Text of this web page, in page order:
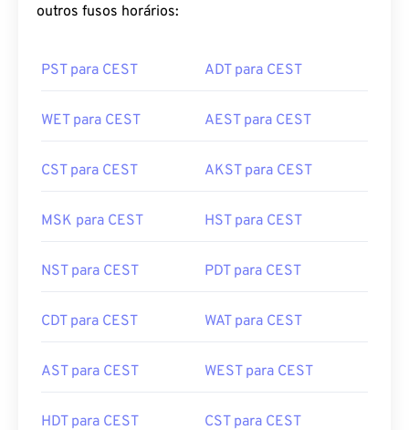
outros fusos horários:
PST para CEST ADT para CEST
WET para CEST AEST para CEST
CST para CEST AKST para CEST
MSK para CEST HST para CEST
NST para CEST PDT para CEST
CDT para CEST WAT para CEST
AST para CEST WEST para CEST
HDT para CEST CST para CEST